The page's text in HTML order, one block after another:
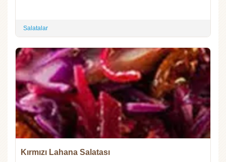
Salatalar
Kırmızı Lahana Salatası